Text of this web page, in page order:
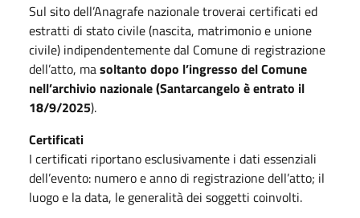
Sul sito dell’Anagrafe nazionale troverai certificati ed
estratti di stato civile (nascita, matrimonio e unione
civile) indipendentemente dal Comune di registrazione
dell’atto, masoltanto dopo l’ingresso del Comune
nell’archivio nazionale (Santarcangelo è entrato il
18/9/2025).
Certificati
I certificati riportano esclusivamente i dati essenziali
dell’evento: numero e anno di registrazione dell’atto; il
luogo e la data, le generalità dei soggetti coinvolti.